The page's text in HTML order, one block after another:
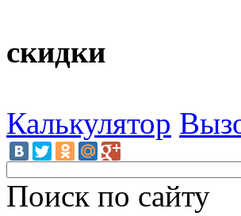
скидки
Калькулятор
Поиск по сайту